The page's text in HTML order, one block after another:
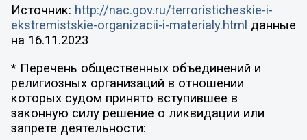
Источник: http://nac.gov.ru/terroristicheskie-i-
ekstremistskie-organizacii-i-materialy.html данные
на 16.11.2023
* Перечень общественных объединений и
религиозных организаций в отношении
которых судом принято вступившее в
законную силу решение о ликвидации или
запрете деятельности: